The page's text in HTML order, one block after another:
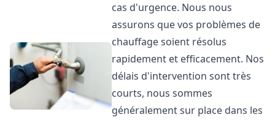
cas d'urgence. Nous nous
assurons que vos problèmes de
chauffage soient résolus
rapidement et efficacement. Nos
délais d'intervention sont très
courts, nous sommes
généralement sur place dans les